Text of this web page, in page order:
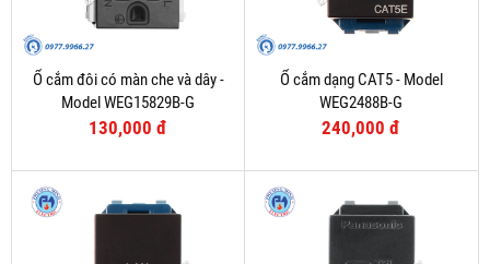
Ổ cắm đôi có màn che và dây -
Model WEG15829B-G
130,000 đ
Ổ cắm dạng CAT5 - Model
WEG2488B-G
240,000 đ